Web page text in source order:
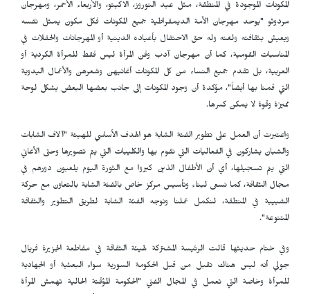
المكونات الموجودة في المنطقة، مثل عيد النوروز، الاكيتو، والأربعاء الأحمر، ومهرجان
مردوثو "يوحد مهرجان الأمة الديمقراطية جميع المكونات فكل مكون يمثل نفسه
ويعيش بثقافته ولغته وله حق الاحتفال بأعياده الدينية أو المهرجانات والحفلات في
المناسبات القومية، كما أن مهرجان آدب وفن المرأة ليس فقط للمرأة الكردية أو
العربية، بل تقدم جميع النساء من كل المكونات أغانيهن وشعرهن والأعمال اليدوية
التي قمنا بها أيضاً"، مؤكدة أن وجود المكونات إلى جانب بعضها البعض يشكل لوحة
مميزة وقوة لا يمكن كسرها.
واعتبرت أن العمل على تطوير الفئة الشابة هو الهدف الأساسي للهيئة "آلاف الشابات
والشبان يشاركون في الفعاليات التي نقوم بها والكليبات التي يتم تصويرها وحتى الأغاني
التي يتم تسجيلها، أي أن الأطفال الذين كبروا مع الثورة اليوم يلعبون دورهم في
مجال الثقافة، كما نسعى لبناء وتأسيس مركز خاص بالفئة الشابة بالتعاون مع حركة
الشبيبة في المنطقة، لنكمل عملنا ونوجه الفئة الشابة لطريق التطوير والثقافة
المتنوعة".
وفي ختام حديثها قالت الرئيسة المشتركة لهيئة الثقافة في مقاطعة الجزيرة فريال
جولي أنه ليس هناك تقبل من قبل الحكومة السورية سواء البعثية أو الجهادية
للمرأة وخاصة التي تعمل في المجال الفني "الحكومة المؤقتة الحالية تهمش المرأة